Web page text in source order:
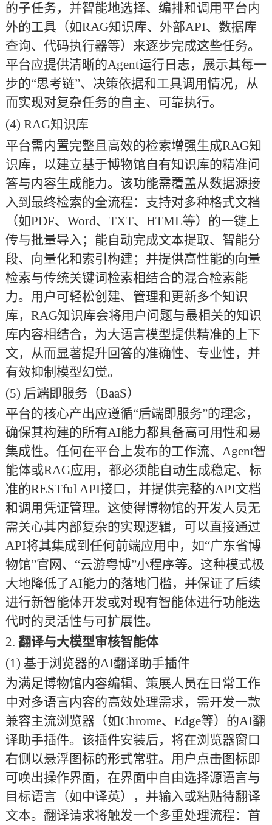
的子任务，并智能地选择、编排和调用平台内
外的工具（如RAG知识库、外部API、数据库
查询、代码执行器等）来逐步完成这些任务。
平台应提供清晰的Agent运行日志，展示其每一
步的“思考链”、决策依据和工具调用情况，从
而实现对复杂任务的自主、可靠执行。
(4) RAG知识库
平台需内置完整且高效的检索增强生成RAG知
识库，以建立基于博物馆自有知识库的精准问
答与内容生成能力。该功能需覆盖从数据源接
入到最终检索的全流程：支持对多种格式文档
（如PDF、Word、TXT、HTML等）的一键上
传与批量导入；能自动完成文本提取、智能分
段、向量化和索引构建；并提供高性能的向量
检索与传统关键词检索相结合的混合检索能
力。用户可轻松创建、管理和更新多个知识
库，RAG知识库会将用户问题与最相关的知识
库内容相结合，为大语言模型提供精准的上下
文，从而显著提升回答的准确性、专业性，并
有效抑制模型幻觉。
(5) 后端即服务（BaaS）
平台的核心产出应遵循“后端即服务”的理念，
确保其构建的所有AI能力都具备高可用性和易
集成性。任何在平台上发布的工作流、Agent智
能体或RAG应用，都必须能自动生成稳定、标
准的RESTful API接口，并提供完整的API文档
和调用凭证管理。这使得博物馆的开发人员无
需关心其内部复杂的实现逻辑，可以直接通过
API将其集成到任何前端应用中，如“广东省博
物馆”官网、“云游粤博”小程序等。这种模式极
大地降低了AI能力的落地门槛，并保证了后续
进行新智能体开发或对现有智能体进行功能迭
代时的灵活性与可扩展性。
2. 翻译与大模型审核智能体
(1) 基于浏览器的AI翻译助手插件
为满足博物馆内容编辑、策展人员在日常工作
中对多语言内容的高效处理需求，需开发一款
兼容主流浏览器（如Chrome、Edge等）的AI翻
译助手插件。该插件安装后，将在浏览器窗口
右侧以悬浮图标的形式常驻。用户点击图标即
可唤出操作界面，在界面中自由选择源语言与
目标语言（如中译英），并输入或粘贴待翻译
文本。翻译请求将触发一个多重处理流程：首